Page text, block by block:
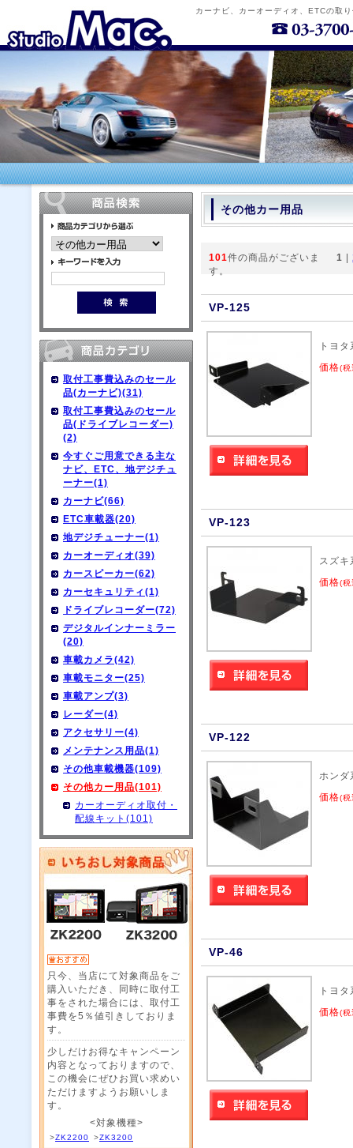
カーナビ、カーオーディオ、ETCの取
取付工事費込みのセール
品(カーナビ)(31)
取付工事費込みのセール
品(ドライブレコーダー)
(2)
今すぐご用意できる主な
ナビ、ETC、地デジチュ
ーナー(1)
カーナビ(66)
ETC車載器(20)
地デジチューナー(1)
カーオーディオ(39)
カースピーカー(62)
カーセキュリティ(1)
ドライブレコーダー(72)
デジタルインナーミラー
(20)
車載カメラ(42)
車載モニター(25)
車載アンプ(3)
レーダー(4)
アクセサリー(4)
メンテナンス用品(1)
その他車載機器(109)
その他カー用品(101)
カーオーディオ取付・
配線キット(101)
只今、当店にて対象商品をご
購入いただき、同時に取付工
事をされた場合には、取付工
事費を5％値引きしておりま
す。
少しだけお得なキャンペーン
内容となっておりますので、
この機会にぜひお買い求めい
ただけますようお願いしま
す。
<対象機種>
>ZK2200 >ZK3200
その他カー用品
101件の商品がございま
す。
1 |
VP-125
トヨ
価格(税
VP-123
スズ
価格(税
VP-122
ホンダ
価格(税
VP-46
トヨ
価格(税